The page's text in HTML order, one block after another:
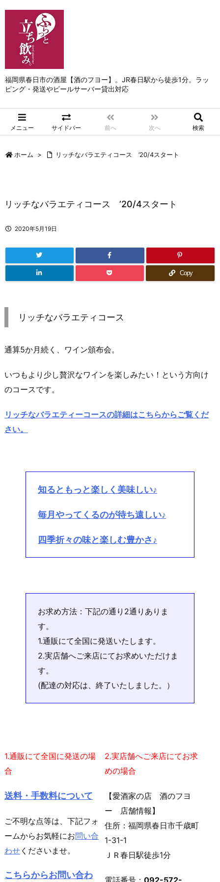
福岡県春日市の酒屋【酒のフヨー】。JR春日駅から徒歩1分。ラッ
ピング・発送やビールサーバー貸出対応
メニュー サイドバー 前へ 次へ 検索
ホーム > リッチなバラエティコース ’20/4スタート
リッチなバラエティコース ’20/4スタート
2020年5月19日
Copy
リッチなバラエティコース
通算5か月続く、ワイン頒布会。
いつもより少し贅沢なワインを楽しみたい！という方向け
のコースです。
リッチなバラエティーコースの詳細はこちらからご覧くだ
さい。
知るともっと楽しく美味しい♪
毎月やってくるのが待ち遠しい♪
四季折々の味と楽しむ豊かさ♪
お求め方法：下記の通り2通りありま
す。
1.通販にて全国に発送いたします。
2.実店舗へご来店にてお求めいただけま
す。
(配達の対応は、終了いたしました。）
1.通販にて全国に発送の場
合
送料・手数料について
ご不明な点等は、下記フォ
ームからお気軽にお問い合
わせ くださいませ。
こちらからお問い合わ
2.実店舗へご来店にてお求
めの場合
【愛酒家の店 酒のフヨ
ー 店舗情報】
住所：福岡県春日市千歳町
1-31-1
ＪＲ春日駅徒歩1分
電話番号： 092-572-